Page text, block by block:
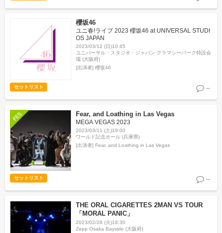
櫻坂46
ユニ春!ライブ 2023 櫻坂46 at UNIVERSAL STUDI
OS JAPAN
2023/03/12 (日)10:45
ユニバーサル・スタジオ・ジャパン グラマシーパーク特設会
場 (大阪府)
[出演者] 櫻坂46
セットリスト --
Fear, and Loathing in Las Vegas
MEGA VEGAS 2023
2023/03/11 (土)19:00
ワールド記念ホール (兵庫県)
[出演者] Fear, and Loathing in Las Vegas
セットリスト --
THE ORAL CIGARETTES 2MAN VS TOUR
「MORAL PANIC」
2023/02/28 (火)18:30
Zepp Osaka Bayside (大阪府)